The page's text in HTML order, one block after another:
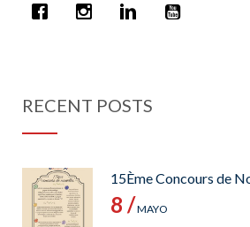
RECENT POSTS
15Ème Concours de
8 /MAYO